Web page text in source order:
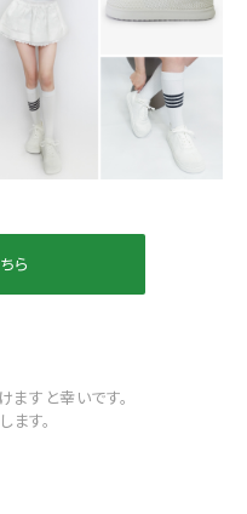
ら
すと幸いです。
す。